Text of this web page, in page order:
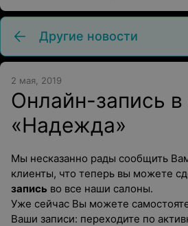
Другие новости
2 мая, 2019
Онлайн-запись в
«Надежда»
Мы несказанно рады сообщить
клиенты, что теперь вы можете
запись во все наши салоны.
Уже сейчас Вы можете
Ваши записи: переходите по